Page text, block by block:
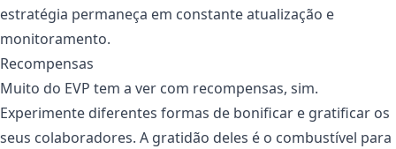
estratégia permaneça em constante atualização e
monitoramento.
Recompensas
Muito do EVP tem a ver com recompensas, sim.
Experimente diferentes formas de bonificar e gratificar os
seus colaboradores. A gratidão deles é o combustível para